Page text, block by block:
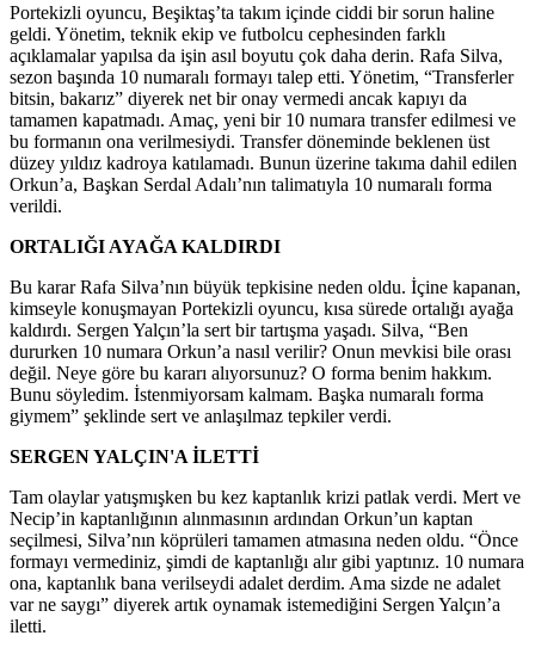
Portekizli oyuncu, Beşiktaş’ta takım içinde ciddi bir sorun haline
geldi. Yönetim, teknik ekip ve futbolcu cephesinden farklı
açıklamalar yapılsa da işin asıl boyutu çok daha derin. Rafa Silva,
sezon başında 10 numaralı formayı talep etti. Yönetim, “Transferler
bitsin, bakarız” diyerek net bir onay vermedi ancak kapıyı da
tamamen kapatmadı. Amaç, yeni bir 10 numara transfer edilmesi ve
bu formanın ona verilmesiydi. Transfer döneminde beklenen üst
düzey yıldız kadroya katılamadı. Bunun üzerine takıma dahil edilen
Orkun’a, Başkan Serdal Adalı’nın talimatıyla 10 numaralı forma
verildi.
ORTALIĞI AYAĞA KALDIRDI
Bu karar Rafa Silva’nın büyük tepkisine neden oldu. İçine kapanan,
kimseyle konuşmayan Portekizli oyuncu, kısa sürede ortalığı ayağa
kaldırdı. Sergen Yalçın’la sert bir tartışma yaşadı. Silva, “Ben
dururken 10 numara Orkun’a nasıl verilir? Onun mevkisi bile orası
değil. Neye göre bu kararı alıyorsunuz? O forma benim hakkım.
Bunu söyledim. İstenmiyorsam kalmam. Başka numaralı forma
giymem” şeklinde sert ve anlaşılmaz tepkiler verdi.
SERGEN YALÇIN'A İLETTİ
Tam olaylar yatışmışken bu kez kaptanlık krizi patlak verdi. Mert ve
Necip’in kaptanlığının alınmasının ardından Orkun’un kaptan
seçilmesi, Silva’nın köprüleri tamamen atmasına neden oldu. “Önce
formayı vermediniz, şimdi de kaptanlığı alır gibi yaptınız. 10 numara
ona, kaptanlık bana verilseydi adalet derdim. Ama sizde ne adalet
var ne saygı” diyerek artık oynamak istemediğini Sergen Yalçın’a
iletti.